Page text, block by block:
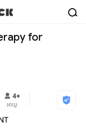
for
4+
អាយុ